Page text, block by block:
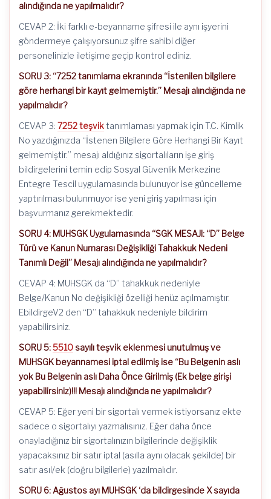
alındığında ne yapılmalıdır?
CEVAP 2: İki farklı e-beyanname şifresi ile aynı işyerini
göndermeye çalışıyorsunuz şifre sahibi diğer
personelinizle iletişime geçip kontrol ediniz.
SORU 3: “7252 tanımlama ekranında “İstenilen bilgilere
göre herhangi bir kayıt gelmemiştir.” Mesajı alındığında ne
yapılmalıdır?
CEVAP 3: 7252 teşviktanımlaması yapmak için T.C. Kimlik
No yazdığınızda “İstenen Bilgilere Göre Herhangi Bir Kayıt
gelmemiştir.” mesajı aldığınız sigortalıların işe giriş
bildirgelerini temin edip Sosyal Güvenlik Merkezine
Entegre Tescil uygulamasında bulunuyor ise güncelleme
yaptırılması bulunmuyor ise yeni giriş yapılması için
başvurmanız gerekmektedir.
SORU 4: MUHSGK Uygulamasında “SGK MESAJI: “D” Belge
Türü ve Kanun Numarası Değişikliği Tahakkuk Nedeni
Tanımlı Değil” Mesajı alındığında ne yapılmalıdır?
CEVAP 4: MUHSGK da “D” tahakkuk nedeniyle
Belge/Kanun No değişikliği özelliği henüz açılmamıştır.
EbildirgeV2 den “D” tahakkuk nedeniyle bildirim
yapabilirsiniz.
SORU 5:5510 sayılı teşvik eklenmesi unutulmuş ve
MUHSGK beyannamesi iptal edilmiş ise “Bu Belgenin aslı
yok Bu Belgenin aslı Daha Önce Girilmiş (Ek belge girişi
yapabilirsiniz)!!! Mesajı alındığında ne yapılmalıdır?
CEVAP 5: Eğer yeni bir sigortalı vermek istiyorsanız ekte
sadece o sigortalıyı yazmalısınız. Eğer daha önce
onayladığınız bir sigortalınızın bilgilerinde değişiklik
yapacaksınız bir satır iptal (asılla aynı olacak şekilde) bir
satır asıl/ek (doğru bilgilerle) yazılmalıdır.
SORU 6: Ağustos ayı MUHSGK ‘da bildirgesinde X sayıda